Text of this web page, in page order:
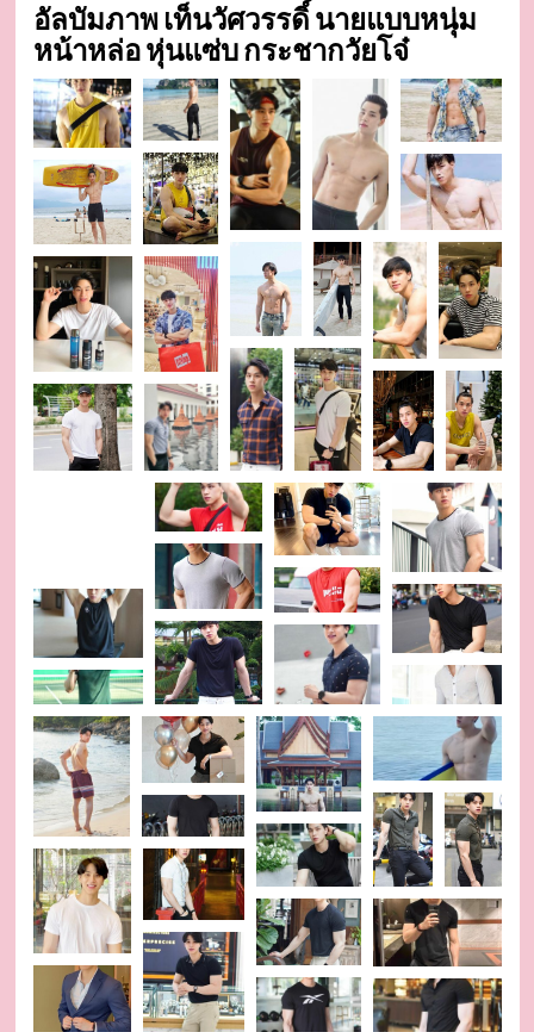
อัลบัมภาพ เท็นวัศวรรดิ์ นายแบบหนุ่ม
หน้าหล่อ หุ่นแซ่บ กระชากวัยโจ๋